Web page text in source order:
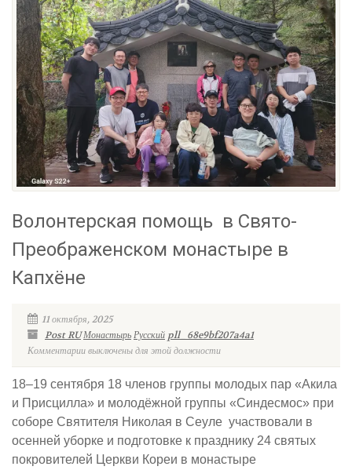
Волонтерская помощь в Свято-
Преображенском монастыре в
Капхёне
11 октября, 2025
Post RUМонастырьРусский pll_68e9bf207a4a1
Комментарии выключены для этой должности
18–19 сентября 18 членов группы молодых пар «Акила
и Присцилла» и молодёжной группы «Синдесмос» при
соборе Святителя Николая в Сеуле участвовали в
осенней уборке и подготовке к празднику 24 святых
покровителей Церкви Кореи в монастыре